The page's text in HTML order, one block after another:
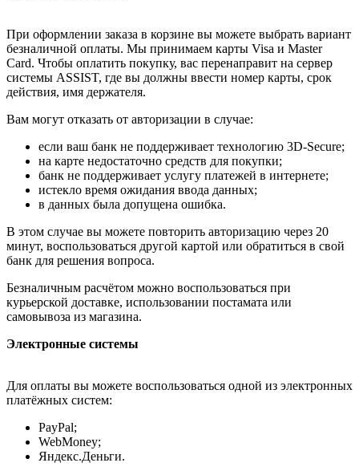
При оформлении заказа в корзине вы можете выбрать вариант
безналичной оплаты. Мы принимаем карты Visa и Master
Card. Чтобы оплатить покупку, вас перенаправит на сервер
системы ASSIST, где вы должны ввести номер карты, срок
действия, имя держателя.
Вам могут отказать от авторизации в случае:
если ваш банк не поддерживает технологию 3D-Secure;
на карте недостаточно средств для покупки;
банк не поддерживает услугу платежей в интернете;
истекло время ожидания ввода данных;
в данных была допущена ошибка.
В этом случае вы можете повторить авторизацию через 20
минут, воспользоваться другой картой или обратиться в свой
банк для решения вопроса.
Безналичным расчётом можно воспользоваться при
курьерской доставке, использовании постамата или
самовывоза из магазина.
Электронные системы
Для оплаты вы можете воспользоваться одной из электронных
платёжных систем:
PayPal;
WebMoney;
Яндекс.Деньги.